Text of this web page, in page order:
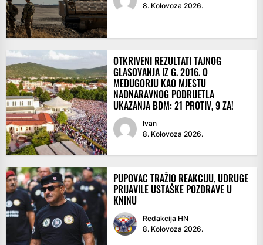
8. Kolovoza 2026.
OTKRIVENI REZULTATI TAJNOG
GLASOVANJA IZ G. 2016. O
MEĐUGORJU KAO MJESTU
NADNARAVNOG PODRIJETLA
UKAZANJA BDM: 21 PROTIV, 9 ZA!
Ivan
8. Kolovoza 2026.
PUPOVAC TRAŽIO REAKCIJU, UDRUGE
PRIJAVILE USTAŠKE POZDRAVE U
KNINU
Redakcija HN
8. Kolovoza 2026.